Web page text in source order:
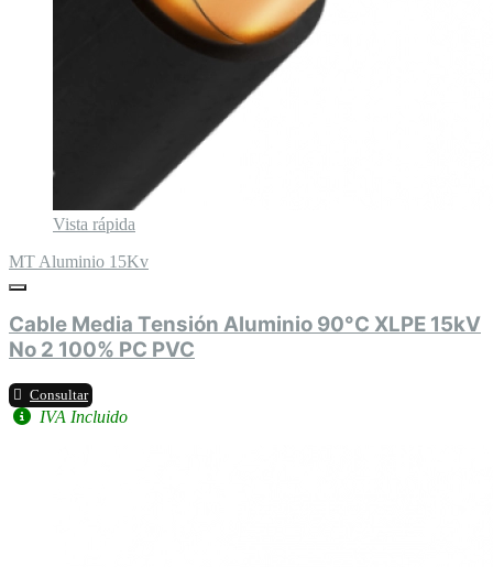
Vista rápida
MT Aluminio 15Kv
Cable Media Tensión Aluminio 90°C XLPE 15kV
No 2 100% PC PVC
Consultar
IVA Incluido